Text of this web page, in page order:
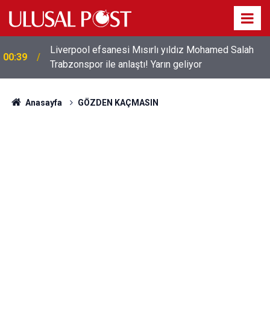
00:39
Liverpool efsanesi Mısırlı yıldız Mohamed Salah
Trabzonspor ile anlaştı! Yarın geliyor
Anasayfa GÖZDEN KAÇMASIN